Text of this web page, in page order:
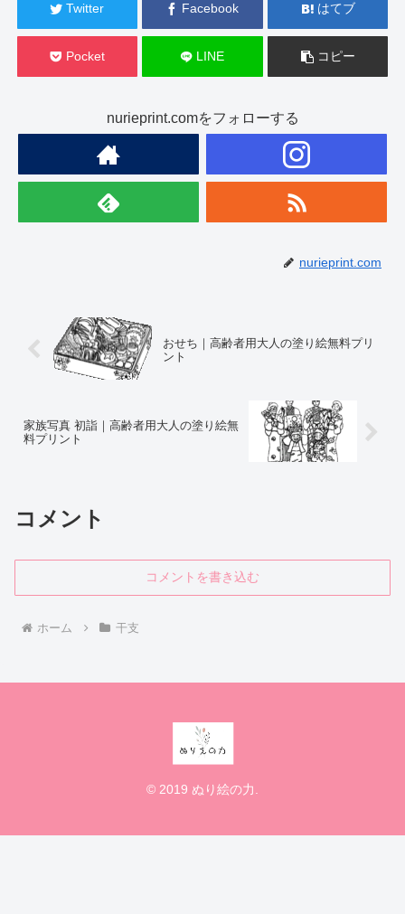
Twitter Facebook はてブ
Pocket LINE コピー
nurieprint.comをフォローする
nurieprint.com
おせち｜高齢者用大人の塗り絵無料プリ
ント
家族写真 初詣｜高齢者用大人の塗り絵無
料プリント
コメント
コメントを書き込む
ホーム 干支
© 2019 ぬり絵の力.